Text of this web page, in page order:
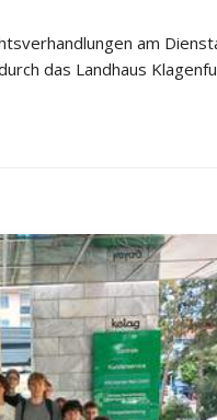
am
das Landhaus